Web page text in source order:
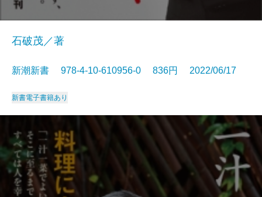
石破茂／著
新潮新書 978-4-10-610956-0 836円 2022/06/17
新書電子書籍あり